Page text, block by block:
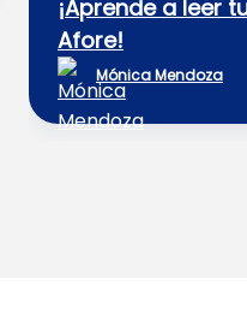
¡Aprende a leer
Afore!
Mónica Mendoza